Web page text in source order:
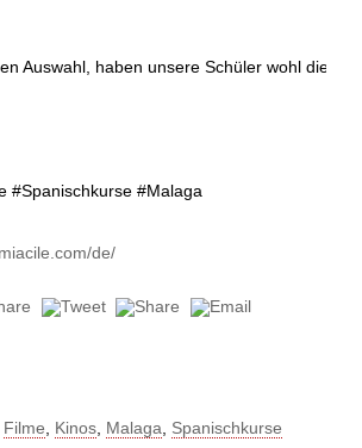
Auswahl, haben unsere Schüler wohl die
#Spanischkurse #Malaga
de/
Filme, Kinos, Malaga, Spanischkurse